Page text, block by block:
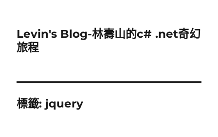
Levin's Blog-林壽山的c# .net奇幻
旅程
標籤: jquery